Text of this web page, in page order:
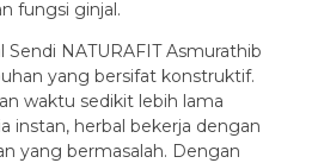
fungsi ginjal.
Sendi NATURAFIT Asmurathib
yang bersifat konstruktif.
waktu sedikit lebih lama
instan, herbal bekerja dengan
yang bermasalah. Dengan